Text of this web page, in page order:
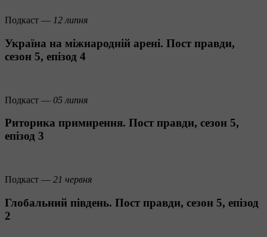
Подкаст — 12 липня
Україна на міжнародній арені. Пост правди,
сезон 5, епізод 4
Подкаст — 05 липня
Риторика примирення. Пост правди, сезон 5,
епізод 3
Подкаст — 21 червня
Глобальний південь. Пост правди, сезон 5, епізод
2